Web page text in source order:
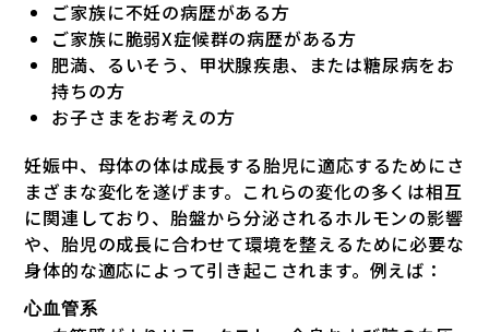
ご家族に不妊の病歴がある方
ご家族に脆弱X症候群の病歴がある方
肥満、るいそう、甲状腺疾患、または糖尿病をお
持ちの方
お子さまをお考えの方
妊娠中、母体の体は成長する胎児に適応するためにさ
まざまな変化を遂げます。これらの変化の多くは相互
に関連しており、胎盤から分泌されるホルモンの影響
や、胎児の成長に合わせて環境を整えるために必要な
身体的な適応によって引き起こされます。例えば：
心血管系